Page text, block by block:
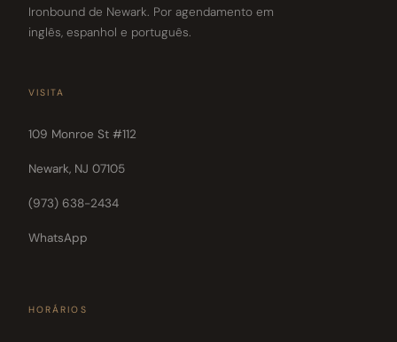
Ironbound de Newark. Por agendamento em
inglês, espanhol e português.
VISITA
109 Monroe St #112
Newark, NJ 07105
(973) 638-2434
WhatsApp
HORÁRIOS